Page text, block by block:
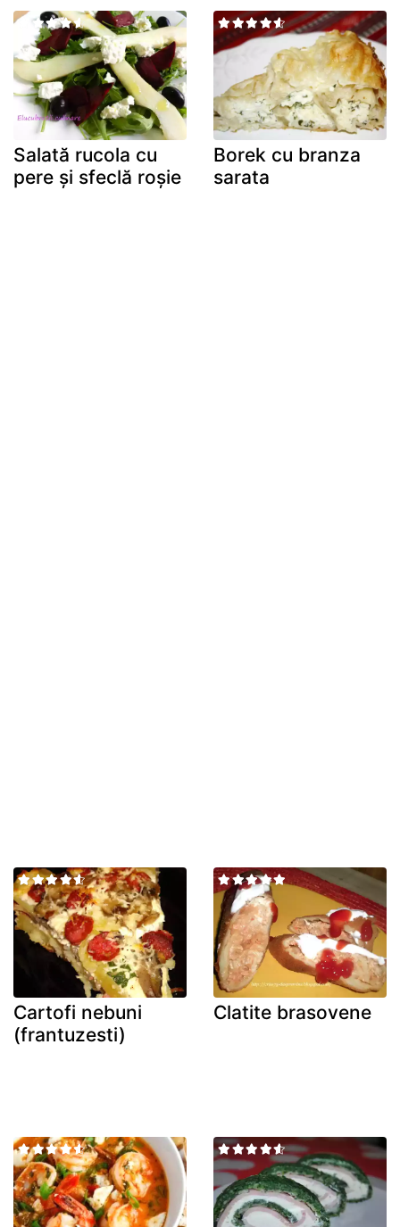
Salată rucola cu
pere și sfeclă roșie
Borek cu branza
sarata
Cartofi nebuni
(frantuzesti)
Clatite brasovene